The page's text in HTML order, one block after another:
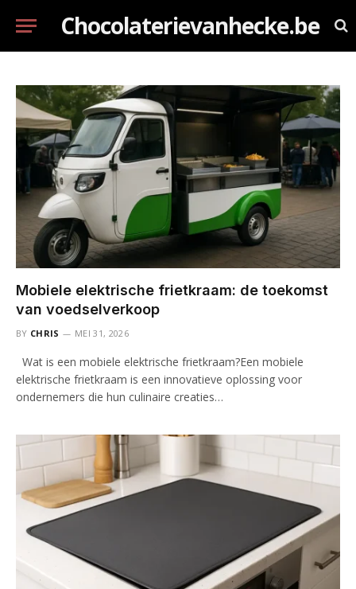
Chocolaterievanhecke.be
Mobiele elektrische frietkraam: de toekomst
van voedselverkoop
BY CHRIS MEI 31, 2026
Wat is een mobiele elektrische frietkraam?Een mobiele
elektrische frietkraam is een innovatieve oplossing voor
ondernemers die hun culinaire creaties…